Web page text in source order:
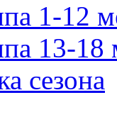
1-12
13-18
сезона